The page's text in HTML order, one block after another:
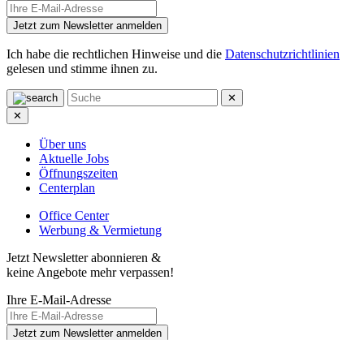
Jetzt zum Newsletter anmelden
Ich habe die rechtlichen Hinweise und die Datenschutzrichtlinien
gelesen und stimme ihnen zu.
✕
✕
Über uns
Aktuelle Jobs
Öffnungszeiten
Centerplan
Office Center
Werbung & Vermietung
Jetzt Newsletter abonnieren &
keine Angebote mehr verpassen!
Ihre E-Mail-Adresse
Jetzt zum Newsletter anmelden